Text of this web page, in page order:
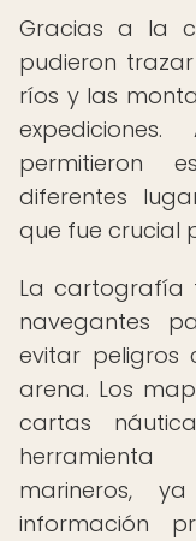
Gracias a la
pudieron
ríos y las
permitieron
diferentes
que fue crucial
La cartografía
navegantes
evitar peligros
arena. Los
cartas
marineros,
información